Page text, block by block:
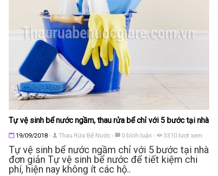
Tự vệ sinh bể nước ngầm, thau rửa bể chỉ với 5 bước tại nhà
Đăng ngày
19/09/2018 - Thau Rửa Bể Nước - 0 bình luận - 3310 lượt xem
Tự vệ sinh bể nước ngầm chỉ với 5 bước tại nhà
đơn giản Tự vệ sinh bể nước để tiết kiệm chi
phí, hiện nay không ít các hộ..